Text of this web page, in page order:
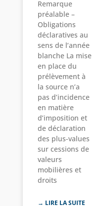
Remarque
préalable –
Obligations
déclaratives au
sens de l’année
blanche La mise
en place du
prélèvement à
la source n’a
pas d’incidence
en matière
d’imposition et
de déclaration
des plus-values
sur cessions de
valeurs
mobilières et
droits
→ LIRE LA SUITE